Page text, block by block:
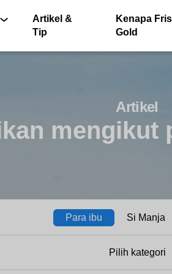
Artikel &
Tip
Kenapa
Gold
Artikel
mengikut
Para ibu Si Manja
Pilih kategori